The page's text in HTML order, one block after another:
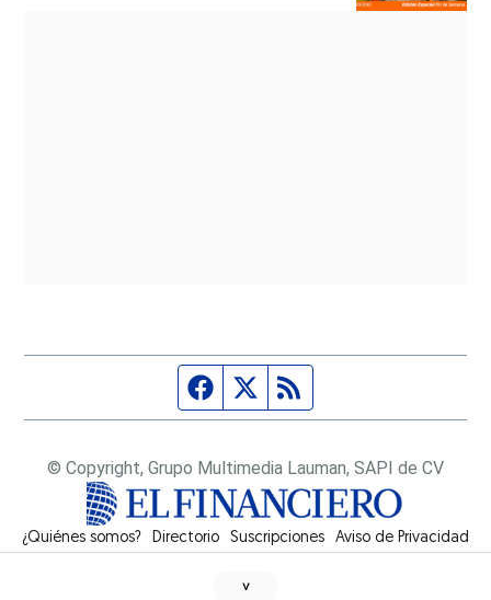
Página de Facebook
Fuente Twitter
© Copyright, Grupo Multimedia Lauman, SAPI de CV
¿Quiénes somos? Directorio Suscripciones Opens in new window
Aviso de Privacidad
˅